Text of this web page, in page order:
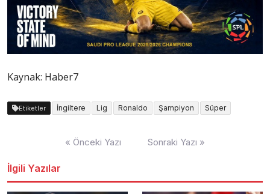
Kaynak: Haber7
Etiketler İngiltere Lig Ronaldo Şampiyon Süper
« Önceki Yazı Sonraki Yazı »
İlgili Yazılar